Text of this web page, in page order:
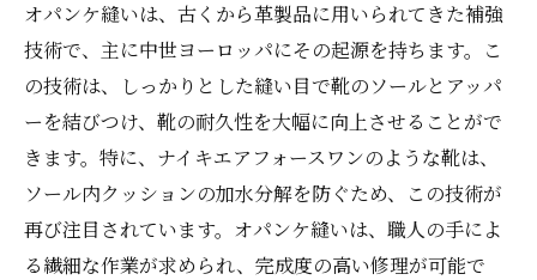
オパンケ縫いは、古くから革製品に用いられてきた補強
技術で、主に中世ヨーロッパにその起源を持ちます。こ
の技術は、しっかりとした縫い目で靴のソールとアッパ
ーを結びつけ、靴の耐久性を大幅に向上させることがで
きます。特に、ナイキエアフォースワンのような靴は、
ソール内クッションの加水分解を防ぐため、この技術が
再び注目されています。オパンケ縫いは、職人の手によ
る繊細な作業が求められ、完成度の高い修理が可能で